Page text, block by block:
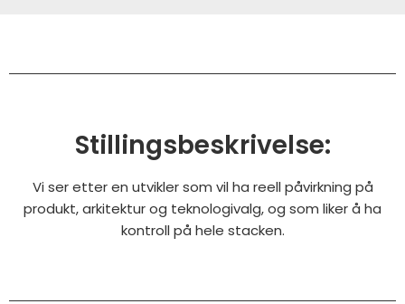
Stillingsbeskrivelse:
Vi ser etter en utvikler som vil ha reell påvirkning på
produkt, arkitektur og teknologivalg, og som liker å ha
kontroll på hele stacken.